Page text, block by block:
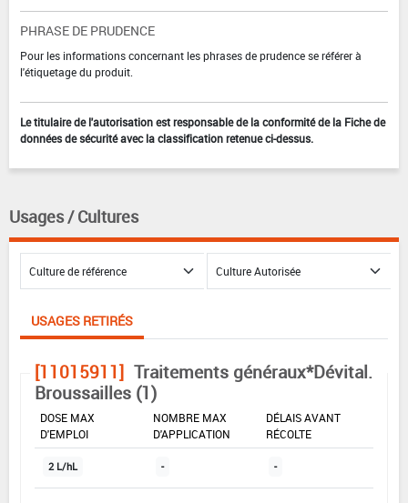
PHRASE DE PRUDENCE
Pour les informations concernant les phrases de prudence se référer à
l'étiquetage du produit.
Le titulaire de l'autorisation est responsable de la conformité de la Fiche de
données de sécurité avec la classification retenue ci-dessus.
Usages / Cultures
USAGES RETIRÉS
[11015911] Traitements généraux*Dévital.
Broussailles (1)
DOSE MAX
D'EMPLOI
NOMBRE MAX
D'APPLICATION
DÉLAIS AVANT
RÉCOLTE
2 L/hL - -